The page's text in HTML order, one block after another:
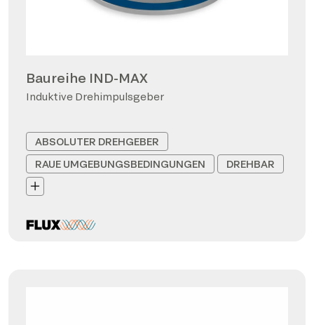
Baureihe IND-MAX
Induktive Drehimpulsgeber
ABSOLUTER DREHGEBER
RAUE UMGEBUNGSBEDINGUNGEN
DREHBAR